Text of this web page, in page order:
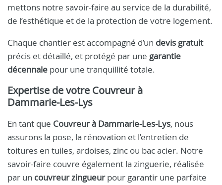
mettons notre savoir-faire au service de la durabilité,
de l’esthétique et de la protection de votre logement.
Chaque chantier est accompagné d’un devis gratuit
précis et détaillé, et protégé par une garantie
décennale pour une tranquillité totale.
Expertise de votre Couvreur à
Dammarie‑Les‑Lys
En tant que Couvreur à Dammarie‑Les‑Lys, nous
assurons la pose, la rénovation et l’entretien de
toitures en tuiles, ardoises, zinc ou bac acier. Notre
savoir-faire couvre également la zinguerie, réalisée
par un couvreur zingueurpour garantir une parfaite